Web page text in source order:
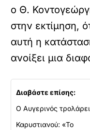
ο Θ.
στην εκτίμηση,
αυτή η
ανοίξει μια
Διαβάστε επίσης:
Ο Αυγερινός
Καρυστιανού: «Το